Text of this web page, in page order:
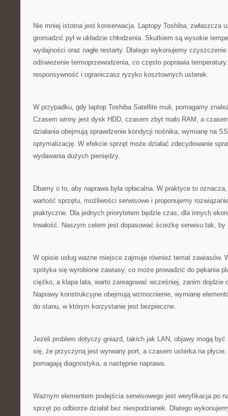
Nie mniej istotna jest konserwacja. Laptopy Toshiba, zwłaszcza
gromadzić pył w układzie chłodzenia. Skutkiem są wysokie
wydajności oraz nagłe restarty. Dlatego wykonujemy czyszczenie
odświeżenie termoprzewodzenia, co często poprawia
responsywność i ograniczasz ryzyko kosztownych usterek.
W przypadku, gdy laptop Toshiba Satellite muli, pomagamy
Czasem winny jest dysk HDD, czasem zbyt mało RAM, a
działania obejmują sprawdzenie kondycji nośnika, wymianę na
optymalizację. W efekcie sprzęt może działać zdecydowanie
wydawania dużych pieniędzy.
Dbamy o to, aby naprawa była opłacalna. W praktyce to
wartość sprzętu, możliwości serwisowe i proponujemy
praktyczne. Dla jednych priorytetem będzie czas, dla innych
trwałość. Naszym celem jest dopasować ścieżkę serwisu tak, by
W opisie usług ważne miejsce zajmuje również temat zawiasów.
spotyka się wyrobione zawiasy, co może prowadzić do pękania
ciężko, a klapa lata, warto zareagować wcześniej, zanim dojdzie
Naprawy konstrukcyjne obejmują wzmocnienie, wymianę
do stanu, w którym korzystanie jest bezpieczne.
Jeżeli problem dotyczy gniazd, takich jak LAN, objawy mogą być
się, że przyczyną jest wyrwany port, a czasem usterka na
pomagają diagnostyka, a następnie naprawa.
Ważnym elementem podejścia serwisowego jest weryfikacja po
sprzęt po odbiorze działał bez niespodzianek. Dlatego